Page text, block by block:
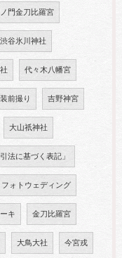
門金刀比羅宮
渋谷氷川神社
代々木八幡宮
前撮り 吉野神宮
大山祇神社
法に基づく表記」
フォトウェディング
キ 金刀比羅宮
大鳥大社 今宮戎